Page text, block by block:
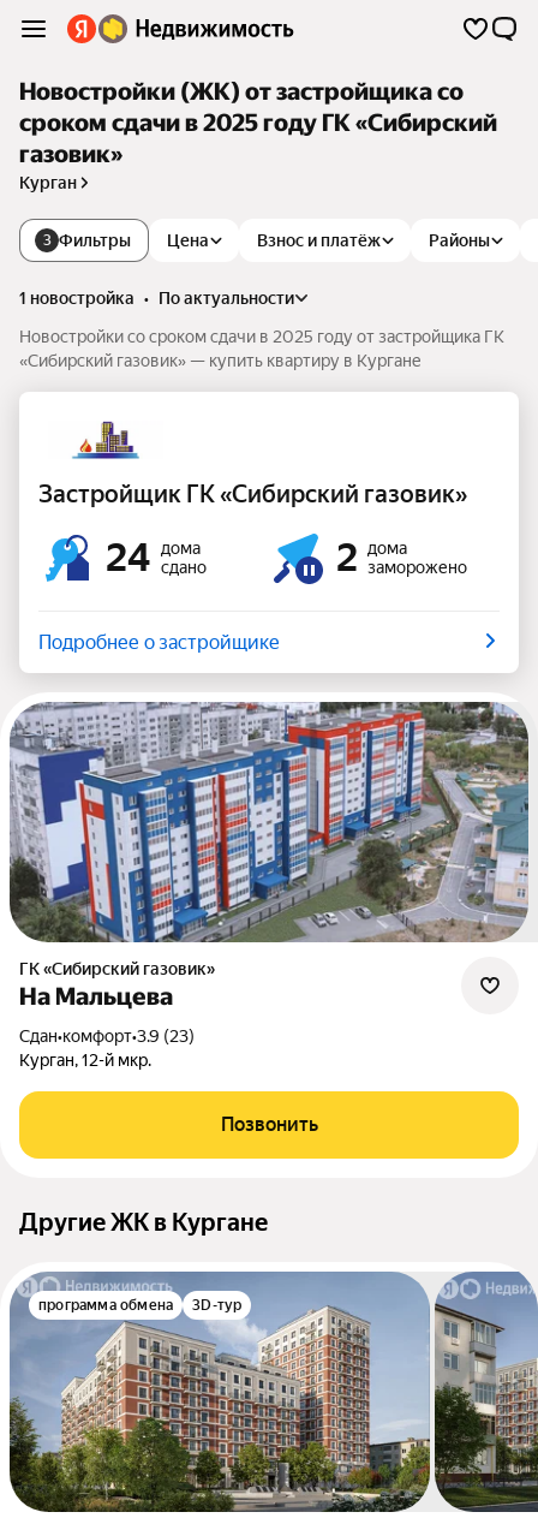
Новостройки (ЖК) от застройщика со
сроком сдачи в 2025 году ГК «Сибирский
газовик»
Курган
3 Фильтры Цена Взнос и платёж Районы
1 новостройка •
по актуальности
Новостройки со сроком сдачи в 2025 году от застройщика ГК
«Сибирский газовик» — купить квартиру в Кургане
Застройщик ГК «Сибирский газовик»
24
дома
сдано
2
дома
заморожено
Подробнее о застройщике
ГК «Сибирский газовик»
На Мальцева
Сдан•комфорт•3.9 (23)
Курган, 12-й мкр.
Позвонить
Другие ЖК в Кургане
программа обмена 3D-тур